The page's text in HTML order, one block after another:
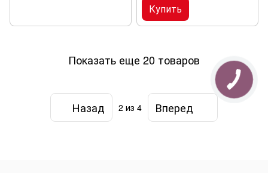
Купить
Показать еще 20 товаров
Назад 2 из 4 Вперед